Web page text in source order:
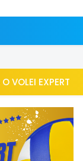
VOLEI EXPERT